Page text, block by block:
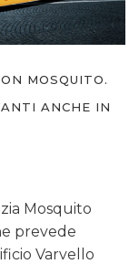
MOSQUITO.
ANCHE IN
Mosquito
prevede
Varvello